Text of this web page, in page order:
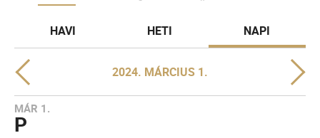
HAVI HETI NAPI
2024. MÁRCIUS 1.
MÁR 1.
P